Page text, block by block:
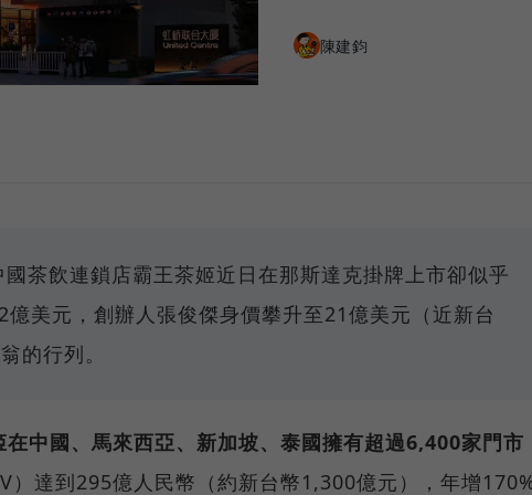
陳建鈞
茶飲連鎖店霸王茶姬近日在那斯達克掛牌上市卻似乎
美元，創辦人張俊傑身價攀升至21億美元（近新台
的行列。
在中國、馬來西亞、新加坡、泰國擁有超過6,400家門市
）達到295億人民幣（約新台幣1,300億元），年增